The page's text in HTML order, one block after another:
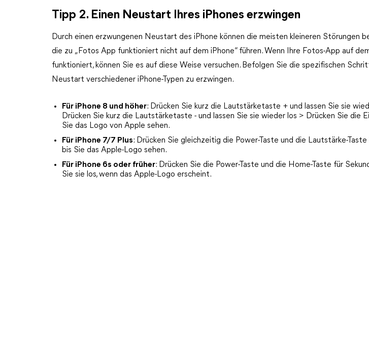
Tipp 2. Einen Neustart Ihres iPhones erzwingen
Durch einen erzwungenen Neustart des iPhone können die meisten kleineren Störungen
die zu „Fotos App funktioniert nicht auf dem iPhone“ führen. Wenn Ihre Fotos-App auf
funktioniert, können Sie es auf diese Weise versuchen. Befolgen Sie die spezifischen
Neustart verschiedener iPhone-Typen zu erzwingen.
Für iPhone 8 und höher: Drücken Sie kurz die Lautstärketaste + und lassen Sie sie
Drücken Sie kurz die Lautstärketaste - und lassen Sie sie wieder los > Drücken Sie die
Sie das Logo von Apple sehen.
Für iPhone 7/7 Plus: Drücken Sie gleichzeitig die Power-Taste und die Lautstärke-Taste
bis Sie das Apple-Logo sehen.
Für iPhone 6s oder früher: Drücken Sie die Power-Taste und die Home-Taste für
Sie sie los, wenn das Apple-Logo erscheint.